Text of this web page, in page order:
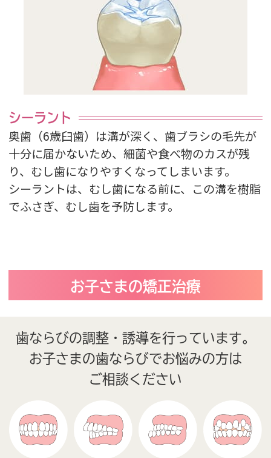
シーラント
奥歯（6歳臼歯）は溝が深く、歯ブラシの毛先が
十分に届かないため、細菌や食べ物のカスが残
り、むし歯になりやすくなってしまいます。
シーラントは、むし歯になる前に、この溝を樹脂
でふさぎ、むし歯を予防します。
お子さまの矯正治療
歯ならびの調整・誘導を行っています。
お子さまの歯ならびでお悩みの方は
ご相談ください